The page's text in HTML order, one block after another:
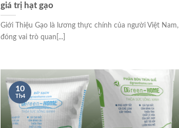
giá trị hạt gạo
Giới Thiệu Gạo là lương thực chính của người Việt Nam,
đóng vai trò quan[...]
10
Th4